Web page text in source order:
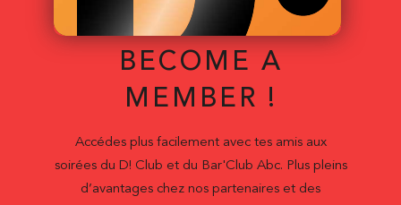
BECOME A
MEMBER !
Accédes plus facilement avec tes amis aux
soirées du D! Club et du Bar'Club Abc. Plus pleins
d’avantages chez nos partenaires et des